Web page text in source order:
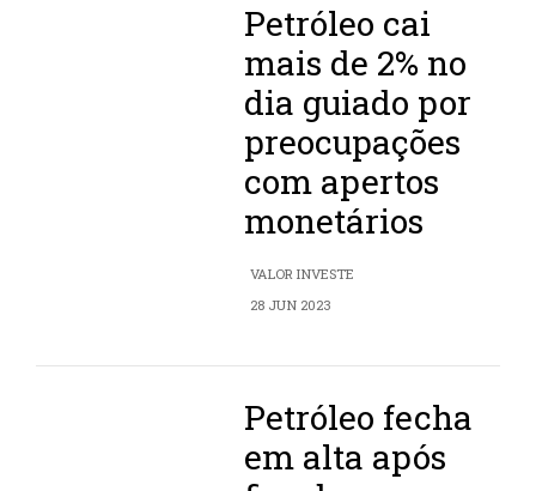
Petróleo cai
mais de 2% no
dia guiado por
preocupações
com apertos
monetários
VALOR INVESTE
28 JUN 2023
Petróleo fecha
em alta após